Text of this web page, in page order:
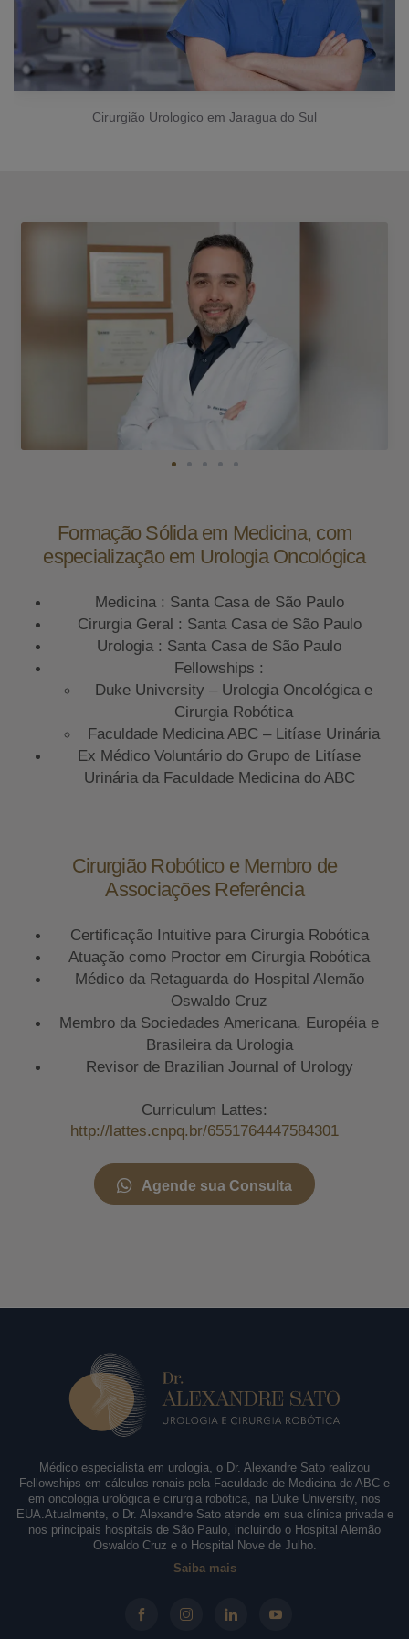
Cirurgião Urologico em Jaragua do Sul
Formação Sólida em Medicina, com
especialização em Urologia Oncológica
Medicina : Santa Casa de São Paulo
Cirurgia Geral : Santa Casa de São Paulo
Urologia : Santa Casa de São Paulo
Fellowships :
Duke University – Urologia Oncológica e
Cirurgia Robótica
Faculdade Medicina ABC – Litíase Urinária
Ex Médico Voluntário do Grupo de Litíase
Urinária da Faculdade Medicina do ABC
Cirurgião Robótico e Membro de
Associações Referência
Certificação Intuitive para Cirurgia Robótica
Atuação como Proctor em Cirurgia Robótica
Médico da Retaguarda do Hospital Alemão
Oswaldo Cruz
Membro da Sociedades Americana, Européia e
Brasileira da Urologia
Revisor de Brazilian Journal of Urology
Curriculum Lattes:
http://lattes.cnpq.br/6551764447584301
Agende sua Consulta
Médico especialista em urologia, o Dr. Alexandre Sato realizou
Fellowships em cálculos renais pela Faculdade de Medicina do ABC e
em oncologia urológica e cirurgia robótica, na Duke University, nos
EUA.Atualmente, o Dr. Alexandre Sato atende em sua clínica privada e
nos principais hospitais de São Paulo, incluindo o Hospital Alemão
Oswaldo Cruz e o Hospital Nove de Julho.
Saiba mais